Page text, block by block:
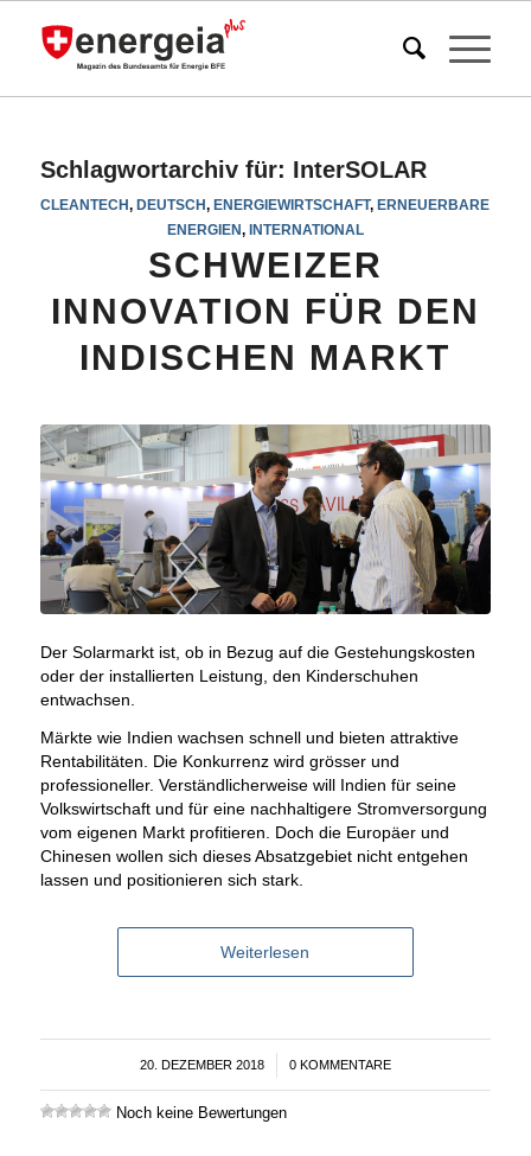
Schlagwortarchiv für: InterSOLAR
CLEANTECH,DEUTSCH,ENERGIEWIRTSCHAFT,ERNEUERBARE
ENERGIEN, INTERNATIONAL
SCHWEIZER
INNOVATION FÜR DEN
INDISCHEN MARKT
Der Solarmarkt ist, ob in Bezug auf die Gestehungskosten
oder der installierten Leistung, den Kinderschuhen
entwachsen.
Märkte wie Indien wachsen schnell und bieten attraktive
Rentabilitäten. Die Konkurrenz wird grösser und
professioneller. Verständlicherweise will Indien für seine
Volkswirtschaft und für eine nachhaltigere Stromversorgung
vom eigenen Markt profitieren. Doch die Europäer und
Chinesen wollen sich dieses Absatzgebiet nicht entgehen
lassen und positionieren sich stark.
Weiterlesen
20. DEZEMBER 2018
/ 0 KOMMENTARE
Noch keine Bewertungen